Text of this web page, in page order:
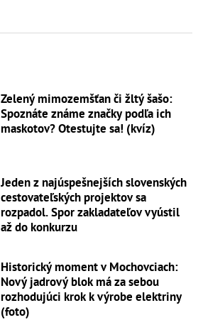
Zelený mimozemšťan či žltý šašo:
Spoznáte známe značky podľa ich
maskotov? Otestujte sa! (kvíz)
Jeden z najúspešnejších slovenských
cestovateľských projektov sa
rozpadol. Spor zakladateľov vyústil
až do konkurzu
Historický moment v Mochovciach:
Nový jadrový blok má za sebou
rozhodujúci krok k výrobe elektriny
(foto)